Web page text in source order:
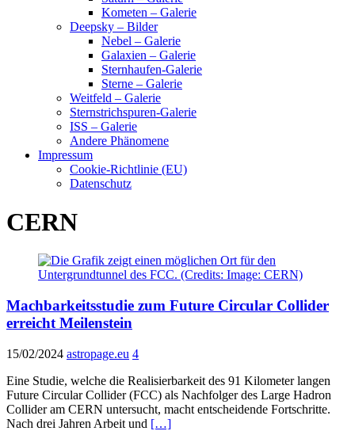
Kometen – Galerie
Deepsky – Bilder
Nebel – Galerie
Galaxien – Galerie
Sternhaufen-Galerie
Sterne – Galerie
Weitfeld – Galerie
Sternstrichspuren-Galerie
ISS – Galerie
Andere Phänomene
Impressum
Cookie-Richtlinie (EU)
Datenschutz
CERN
Machbarkeitsstudie zum Future Circular Collider
erreicht Meilenstein
15/02/2024 astropage.eu 4
Eine Studie, welche die Realisierbarkeit des 91 Kilometer langen
Future Circular Collider (FCC) als Nachfolger des Large Hadron
Collider am CERN untersucht, macht entscheidende Fortschritte.
Nach drei Jahren Arbeit und […]